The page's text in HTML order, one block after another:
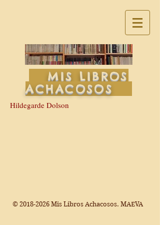
MIS LIBROS
ACHACOSOS
Hildegarde Dolson
© 2018-2026 Mis Libros Achacosos. MAEVA